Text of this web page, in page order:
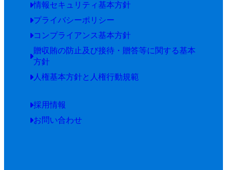
情報セキュリティ基本方針
プライバシーポリシー
コンプライアンス基本方針
贈収賄の防止及び接待・贈答等に関する基本
方針
人権基本方針と人権行動規範
採用情報
お問い合わせ